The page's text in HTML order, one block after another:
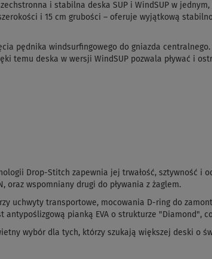
i stabilna deska SUP i WindSUP w
i 15 cm grubości – oferuje wyjątkową
pędnika windsurfingowego do gniazda
temu deska w wersji WindSUP pozwala pływać i
Drop-Stitch zapewnia jej trwałość, sztywność i
oraz wspomniany drugi do pływania z żaglem.
uchwyty transportowe, mocowania D-ring do
antypoślizgową pianką EVA o strukturze "Diamond",
wybór dla tych, którzy szukają większej deski o